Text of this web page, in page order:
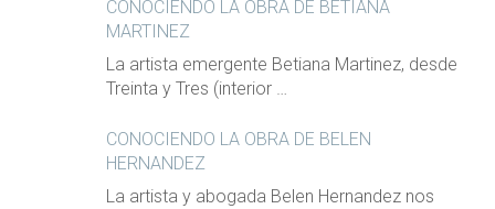
CONOCIENDO LA OBRA DE BETIANA
MARTINEZ
La artista emergente Betiana Martinez, desde
Treinta y Tres (interior …
CONOCIENDO LA OBRA DE BELEN
HERNANDEZ
La artista y abogada Belen Hernandez nos